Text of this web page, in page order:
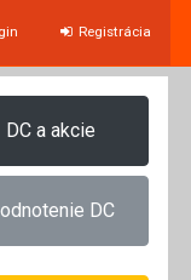
Registrácia
DC a akcie
DC